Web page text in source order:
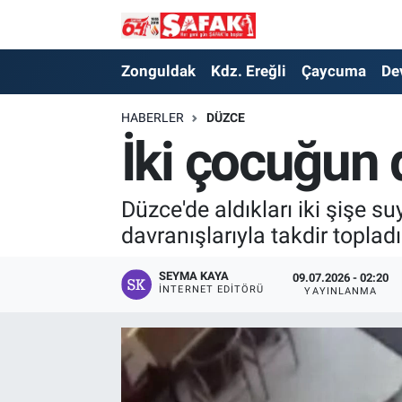
Zonguldak Kdz. Ereğli Çaycuma
HABERLER DÜZCE
İki çocuğun
Düzce'de aldıkları iki şişe
davranışlarıyla takdir
SEYMA KAYA
İNTERNET EDITÖRÜ
09.07.2026 - 02:20
YAYINLANMA
Zonguldak
Kdz. Ereğli
Zonguldak Nöbetçi Eczaneler
Zonguldak Hava Durumu
Zonguldak Namaz Vakitleri
Zonguldak Trafik Yoğunluk Haritası
Süper Lig Puan Durumu ve Fikstür
Tüm Manşetler
Son Dakika Haberleri
Haber Arşivi